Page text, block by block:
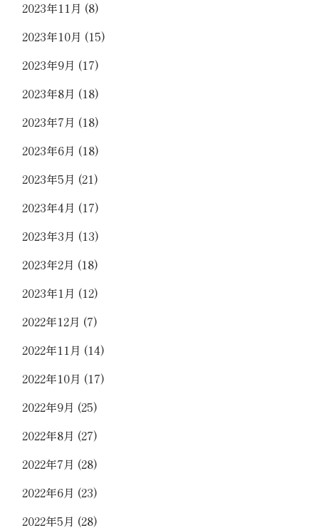
2023年11月 (8)
2023年10月 (15)
2023年9月 (17)
2023年8月 (18)
2023年7月 (18)
2023年6月 (18)
2023年5月 (21)
2023年4月 (17)
2023年3月 (13)
2023年2月 (18)
2023年1月 (12)
2022年12月 (7)
2022年11月 (14)
2022年10月 (17)
2022年9月 (25)
2022年8月 (27)
2022年7月 (28)
2022年6月 (23)
2022年5月 (28)